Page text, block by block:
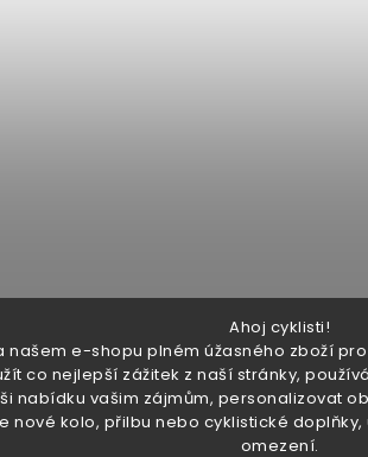
Ahoj cyklisti!
našem e-shopu plném úžasného zboží
co nejlepší zážitek z naší stránky,
nabídku vašim zájmům, personalizovat
nové kolo, přilbu nebo cyklistické
omezení.